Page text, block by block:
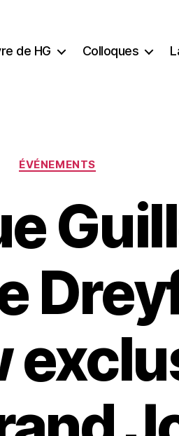
de HG Colloques
Catégories
ÉVÉNEMENTS